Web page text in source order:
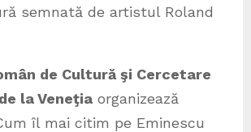
semnată de artistul Roland
de Cultură şi Cercetare
la Veneţia organizează
îl mai citim pe Eminescu